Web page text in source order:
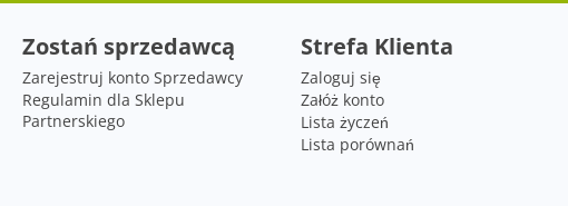
Zostań sprzedawcą
Zarejestruj konto Sprzedawcy
Regulamin dla Sklepu
Partnerskiego
Strefa Klienta
Zaloguj się
Załóż konto
Lista życzeń
Lista porównań